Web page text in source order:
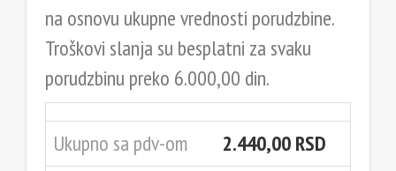
na osnovu ukupne vrednosti porudzbine.
Troškovi slanja su besplatni za svaku
porudzbinu preko 6.000,00 din.
Ukupno sa pdv-om
2.440,00 RSD